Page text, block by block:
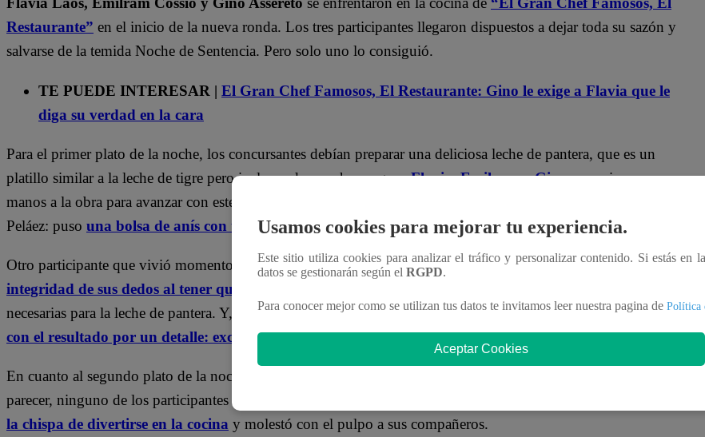
Restaurante” en el inicio de la nueva ronda. Los tres participantes llegaron dispuestos a dejar toda su sazón y
salvarse de la temida Noche de Sentencia. Pero solo uno lo consiguió.
TE PUEDE INTERESAR | El Gran Chef Famosos, El Restaurante: Gino le exige a Flavia que le
diga su verdad en la cara
Para el primer plato de la noche, los concursantes debían preparar una deliciosa leche de pantera, que es un
platillo similar a la leche de tigre pero incluyendo conchas negras.Flavia, Emilram y Ginose pusieron
manos a la obra para avanzar con este plato, pero la influencer cometió un ‘blooper’ que fue notado por
Peláez: puso una bolsa de anís con todo y etiqueta en la olla.
Otro participante que vivió momentos de terror fue Emilram Cossío, quien realmentetemió por la
integridad de sus dedos al tener que usar una especie de guillotina
necesarias para la leche de pantera. Y, pese a dar su máximo esfuerzo,el jurado NO quedó nada contento
con el resultado por un detalle: exceso de kion.
En cuanto al segundo plato de la noche, el jurado pidió un majarisco. Los nervios incrementaron porque, al
parecer, ninguno de los participantes estaba seguro cómo debía saber este platillo. Y
la chispa de divertirse en la cocina y molestó con el pulpo a sus compañeros.
Usamos cookies para mejorar tu experiencia.
Este sitio utiliza cookies para analizar el tráfico y personalizar contenido. Si estás en
datos se gestionarán según el RGPD.
Para conocer mejor como se utilizan tus datos te invitamos leer nuestra pagina de Política
Aceptar Cookies